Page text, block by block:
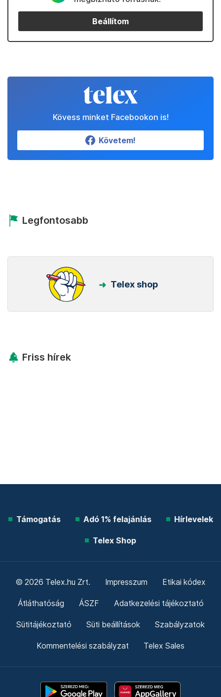
Beállítom
Kövess minket Facebookon is!
Követem!
Legfontosabb
Telex shop
Friss hírek
Támogatás Adó 1% felajánlás Hírlevelek
Telex Shop
© 2026 Telex.hu Zrt. Impresszum Etikai kódex
Átláthatóság ÁSZF Adatkezelési tájékoztató
Sütitájékoztató Süti beállítások Szabályzatok
Kommentelési szabályzat Telex Sales